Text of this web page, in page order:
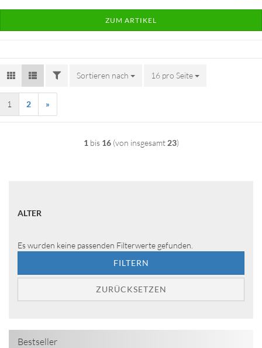
ZUM ARTIKEL
FILTERSortieren nach
Sortieren nach 16 pro Seite
pro Seite
1 2 »
1 bis 16(von insgesamt 23)
ALTER
ALTER
Es wurden keine passenden Filterwerte gefunden.
FILTERN
ZURÜCKSETZEN
Bestseller